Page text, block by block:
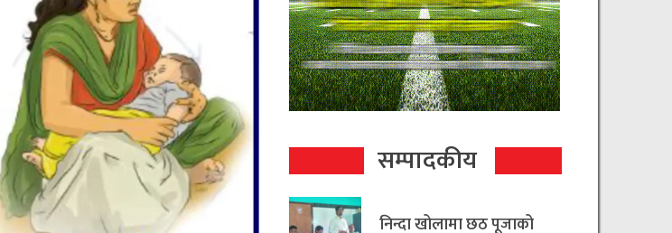
सम्पादकीय
निन्दा खोलामा छठ पूजाको